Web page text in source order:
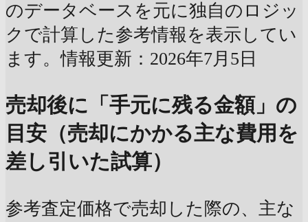
のデータベースを元に独自のロジッ
クで計算した参考情報を表示してい
ます。情報更新：2026年7月5日
売却後に「手元に残る金額」の
目安（売却にかかる主な費用を
差し引いた試算）
参考査定価格で売却した際の、主な